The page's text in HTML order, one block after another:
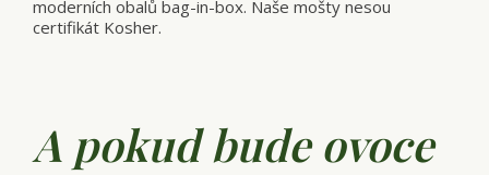
moderních obalů bag-in-box. Naše mošty nesou
certifikát Kosher.
A pokud bude ovoce